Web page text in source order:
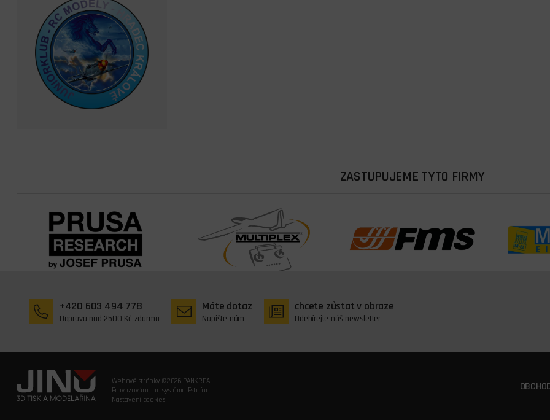
ZASTUPUJEME TYTO FIRMY
+420 603 494 778
Doprava nad 2500 Kč zdarma
Máte dotaz
Napište nám
chcete zůstat v obraze
Odebírejte náš newsletter
Webové stránky ©2026 PANKREA
Provozováno na systému Estofan
Nastavení cookies